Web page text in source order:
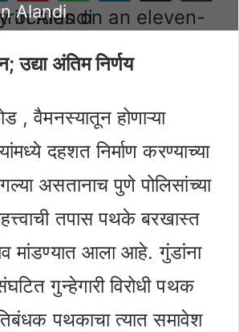
Alandi
; उद्या अंतिम निर्णय
, वैमनस्यातून होणाऱ्या
दहशत निर्माण करण्याच्या
असतानाच पुणे पोलिसांच्या
तपास पथके बरखास्त
मांडण्यात आला आहे. गुंडांना
गुन्हेगारी विरोधी पथक
पथकाचा त्यात समावेश